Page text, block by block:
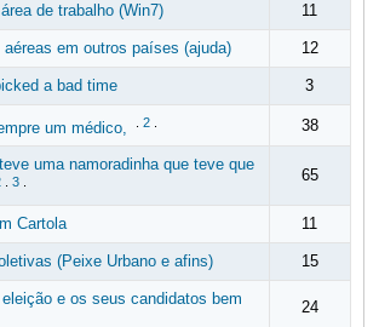
de trabalho (Win7) 11
aéreas em outros países (ajuda) 12
a bad time 3
um médico, 2. 38
uma namoradinha que teve que
. 3. 65
Cartola 11
(Peixe Urbano e afins) 15
e os seus candidatos bem
24